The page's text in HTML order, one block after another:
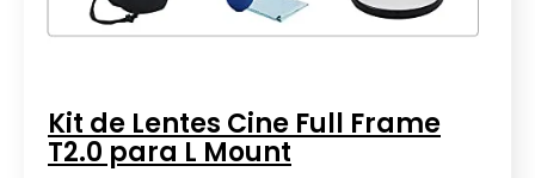
Kit de Lentes Cine Full Frame
T2.0 para L Mount